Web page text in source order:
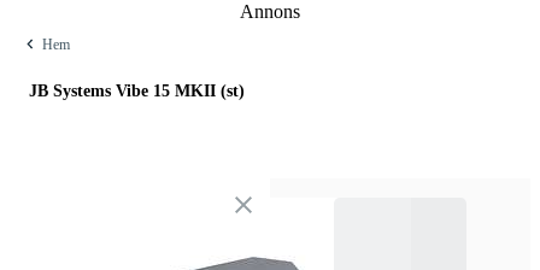
Annons
Hem
JB Systems Vibe 15 MKII (st)